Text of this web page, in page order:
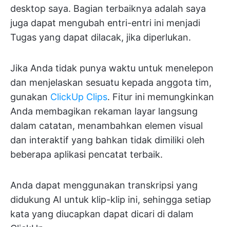
desktop saya. Bagian terbaiknya adalah saya
juga dapat mengubah entri-entri ini menjadi
Tugas yang dapat dilacak, jika diperlukan.
Jika Anda tidak punya waktu untuk menelepon
dan menjelaskan sesuatu kepada anggota tim,
gunakan ClickUp Clips. Fitur ini memungkinkan
Anda membagikan rekaman layar langsung
dalam catatan, menambahkan elemen visual
dan interaktif yang bahkan tidak dimiliki oleh
beberapa aplikasi pencatat terbaik.
Anda dapat menggunakan transkripsi yang
didukung AI untuk klip-klip ini, sehingga setiap
kata yang diucapkan dapat dicari di dalam